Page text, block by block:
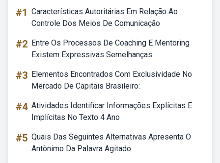
#1 Características Autoritárias Em Relação Ao
Controle Dos Meios De Comunicação
#2 Entre Os Processos De Coaching E Mentoring
Existem Expressivas Semelhanças
#3 Elementos Encontrados Com Exclusividade No
Mercado De Capitais Brasileiro:
#4 Atividades Identificar Informações Explícitas E
Implícitas No Texto 4 Ano
#5 Quais Das Seguintes Alternativas Apresenta O
Antônimo Da Palavra Agitado